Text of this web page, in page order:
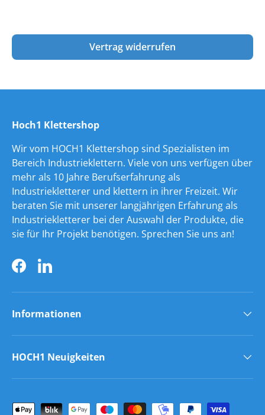
Vertrag widerrufen
Hoch1 Klettershop
Wir vom HOCH1 Klettershop sind Spezialisten im
Bereich Industrieklettern. Viele von uns verfügen über
mehr als 10 Jahre Berufserfahrung als
Industriekletterer und klettern in ihrer Freizeit. Wir
beraten Sie mit unserer langjährigen Erfahrung als
Industriekletterer bei der Auswahl der Produkte, die
sie für Ihr Projekt benötigen. Sprechen Sie uns an!
FacebookLinkedIn
Informationen
HOCH1 Neuigkeiten
Zahlungsmethoden